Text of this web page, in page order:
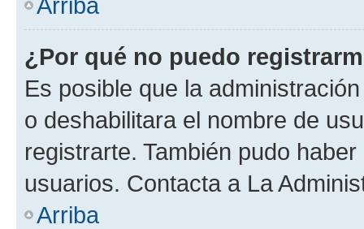
¿Por qué no puedo
Es posible que la
o deshabilitara el nombre de
registrarte. También pudo
usuarios. Contacta a La
Arriba